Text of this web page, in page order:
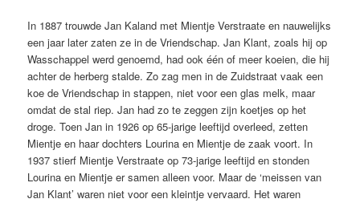
In 1887 trouwde Jan Kaland met Mientje Verstraate en nauwelijks
een jaar later zaten ze in de Vriendschap. Jan Klant, zoals hij op
Wasschappel werd genoemd, had ook één of meer koeien, die hij
achter de herberg stalde. Zo zag men in de Zuidstraat vaak een
koe de Vriendschap in stappen, niet voor een glas melk, maar
omdat de stal riep. Jan had zo te zeggen zijn koetjes op het
droge. Toen Jan in 1926 op 65-jarige leeftijd overleed, zetten
Mientje en haar dochters Lourina en Mientje de zaak voort. In
1937 stierf Mientje Verstraate op 73-jarige leeftijd en stonden
Lourina en Mientje er samen alleen voor. Maar de ‘meissen van
Jan Klant’ waren niet voor een kleintje vervaard. Het waren